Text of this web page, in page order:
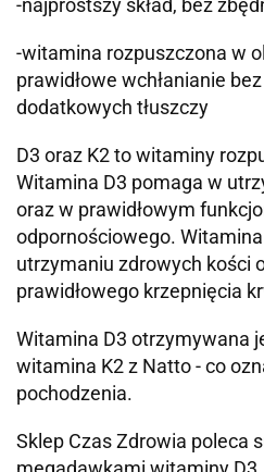
-witamina rozpuszczona w
prawidłowe wchłanianie
dodatkowych tłuszczy
D3 oraz K2 to witaminy
Witamina D3 pomaga w
oraz w prawidłowym
odpornościowego.
utrzymaniu zdrowych kości
prawidłowego krzepnięcia
Witamina D3 otrzymywana
witamina K2 z Natto - co
pochodzenia.
Sklep Czas Zdrowia poleca